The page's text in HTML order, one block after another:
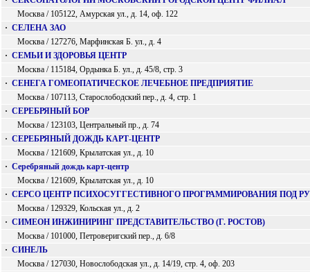
Москва / 105122, Амурская ул., д. 14, оф. 122
· СЕЛЕНА ЗАО
Москва / 127276, Марфинская Б. ул., д. 4
· СЕМЬИ И ЗДОРОВЬЯ ЦЕНТР
Москва / 115184, Ордынка Б. ул., д. 45/8, стр. 3
· СЕНЕГА ГОМЕОПАТИЧЕСКОЕ ЛЕЧЕБНОЕ ПРЕДПРИЯТИЕ
Москва / 107113, Старослободский пер., д. 4, стр. 1
· СЕРЕБРЯНЫЙ БОР
Москва / 123103, Центральный пр., д. 74
· СЕРЕБРЯНЫЙ ДОЖДЬ КАРТ-ЦЕНТР
Москва / 121609, Крылатская ул., д. 10
· Серебряный дождь карт-центр
Москва / 121609, Крылатская ул., д. 10
· СЕРСО ЦЕНТР ПСИХОСУГГЕСТИВНОГО ПРОГРАММИРОВАНИЯ ПОД
Москва / 129329, Кольская ул., д. 2
· СИМЕОН ИНЖИНИРИНГ ПРЕДСТАВИТЕЛЬСТВО (Г. РОСТОВ)
Москва / 101000, Петроверигский пер., д. 6/8
· СИНЕЛЬ
Москва / 127030, Новослободская ул., д. 14/19, стр. 4, оф. 203